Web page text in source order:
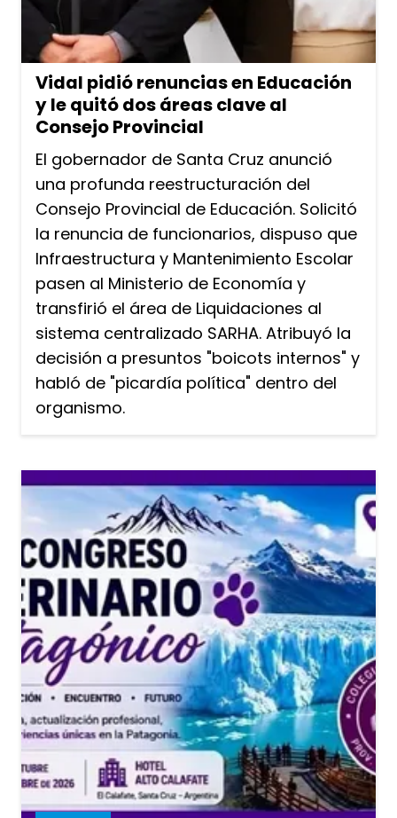
Vidal pidió renuncias en Educación
y le quitó dos áreas clave al
Consejo Provincial
El gobernador de Santa Cruz anunció
una profunda reestructuración del
Consejo Provincial de Educación. Solicitó
la renuncia de funcionarios, dispuso que
Infraestructura y Mantenimiento Escolar
pasen al Ministerio de Economía y
transfirió el área de Liquidaciones al
sistema centralizado SARHA. Atribuyó la
decisión a presuntos "boicots internos" y
habló de "picardía política" dentro del
organismo.